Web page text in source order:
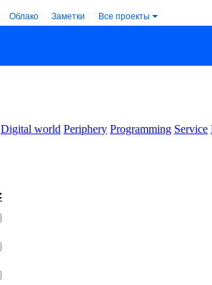
Облако Заметки Все проекты
Digital world Periphery Programming Service